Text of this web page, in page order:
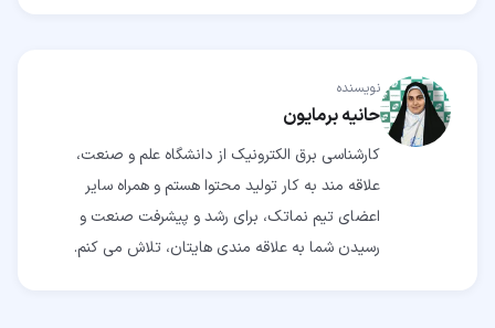
نویسنده
حانیه برمایون
کارشناسی برق الکترونیک از دانشگاه علم و صنعت،
علاقه مند به کار تولید محتوا هستم و همراه سایر
اعضای تیم نماتک، برای رشد و پیشرفت صنعت و
رسیدن شما به علاقه مندی هایتان، تلاش می کنم.